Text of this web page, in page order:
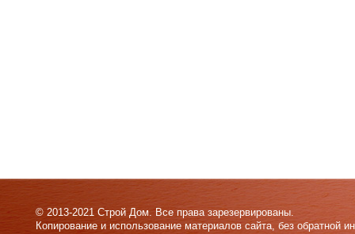
© 2013-2021 Строй Дом. Все права зарезервированы.
Копирование и использование материалов сайта, без обратной